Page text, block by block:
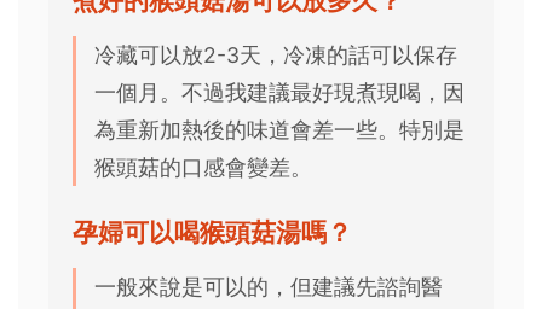
冷藏可以放2-3天，冷凍的話可以保存
一個月。不過我建議最好現煮現喝，因
為重新加熱後的味道會差一些。特別是
猴頭菇的口感會變差。
孕婦可以喝猴頭菇湯嗎？
一般來說是可以的，但建議先諮詢醫